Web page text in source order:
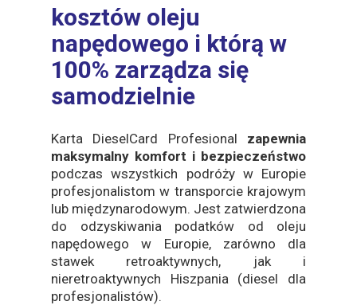
kosztów oleju
napędowego i którą w
100% zarządza się
samodzielnie
Karta DieselCard Profesional zapewnia
maksymalny komfort i bezpieczeństwo
podczas wszystkich podróży w Europie
profesjonalistom w transporcie krajowym
lub międzynarodowym. Jest zatwierdzona
do odzyskiwania podatków od oleju
napędowego w Europie, zarówno dla
stawek retroaktywnych, jak i
nieretroaktywnych Hiszpania (diesel dla
profesjonalistów).